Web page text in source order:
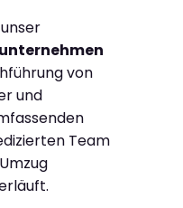
von
und
Team